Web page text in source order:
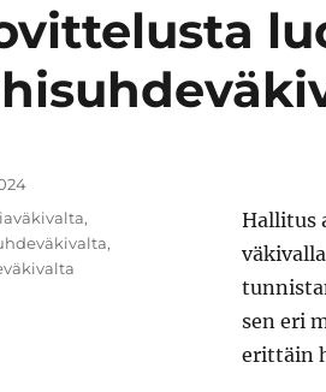
Hallitus
sen eri
erittäin
,
,